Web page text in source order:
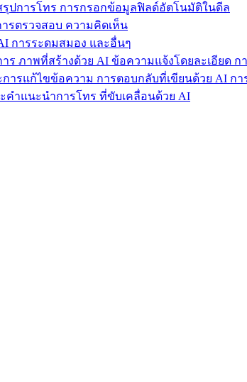
รุปการโทร การกรอกข้อมูลฟิลด์อัตโนมัติในดีล
รตรวจสอบ ความคิดเห็น
การระดมสมอง และอื่นๆ
ร ภาพที่สร้างด้วย AI ข้อความแจ้งโดยละเอียด ก
การแก้ไขข้อความ การตอบกลับที่เขียนด้วย AI ก
คำแนะนำการโทร ที่ขับเคลื่อนด้วย AI